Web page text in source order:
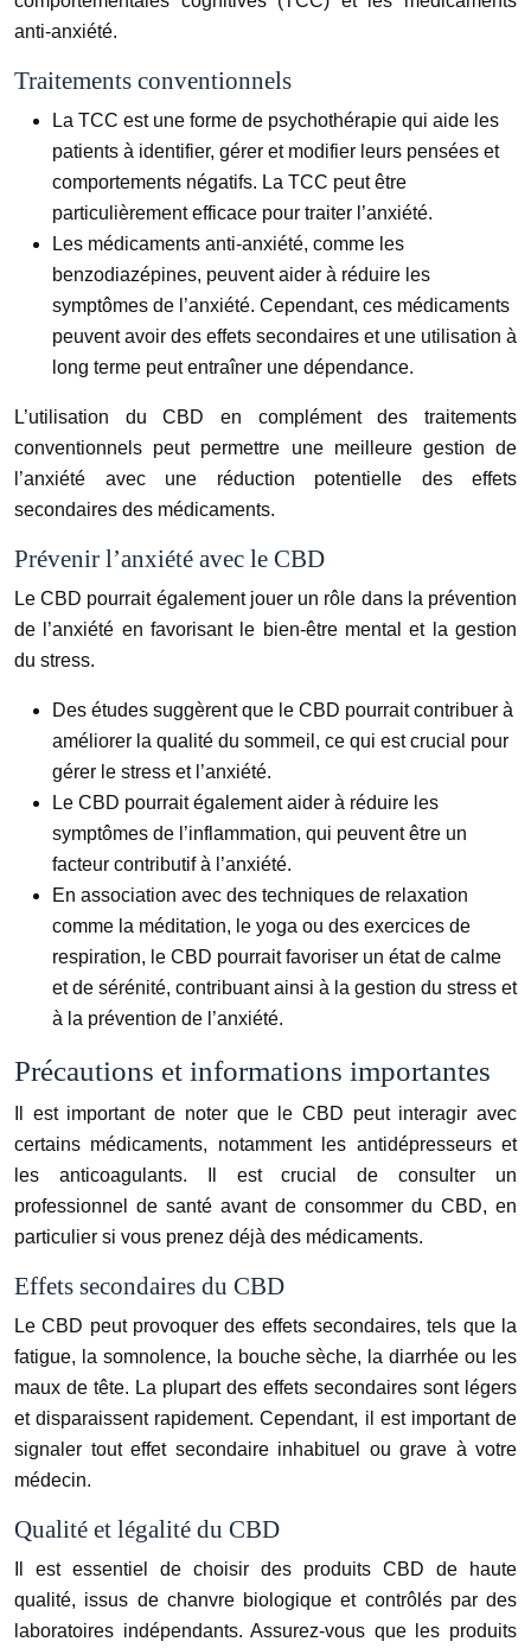
anti-anxiété.
Traitements conventionnels
La TCC est une forme de psychothérapie qui aide les
patients à identifier, gérer et modifier leurs pensées et
comportements négatifs. La TCC peut être
particulièrement efficace pour traiter l’anxiété.
Les médicaments anti-anxiété, comme les
benzodiazépines, peuvent aider à réduire les
symptômes de l’anxiété. Cependant, ces médicaments
peuvent avoir des effets secondaires et une utilisation à
long terme peut entraîner une dépendance.
L’utilisation du CBD en complément des traitements
conventionnels peut permettre une meilleure gestion de
l’anxiété avec une réduction potentielle des effets
secondaires des médicaments.
Prévenir l’anxiété avec le CBD
Le CBD pourrait également jouer un rôle dans la prévention
de l’anxiété en favorisant le bien-être mental et la gestion
du stress.
Des études suggèrent que le CBD pourrait contribuer à
améliorer la qualité du sommeil, ce qui est crucial pour
gérer le stress et l’anxiété.
Le CBD pourrait également aider à réduire les
symptômes de l’inflammation, qui peuvent être un
facteur contributif à l’anxiété.
En association avec des techniques de relaxation
comme la méditation, le yoga ou des exercices de
respiration, le CBD pourrait favoriser un état de calme
et de sérénité, contribuant ainsi à la gestion du stress et
à la prévention de l’anxiété.
Précautions et informations importantes
Il est important de noter que le CBD peut interagir avec
certains médicaments, notamment les antidépresseurs et
les anticoagulants. Il est crucial de consulter un
professionnel de santé avant de consommer du CBD, en
particulier si vous prenez déjà des médicaments.
Effets secondaires du CBD
Le CBD peut provoquer des effets secondaires, tels que la
fatigue, la somnolence, la bouche sèche, la diarrhée ou les
maux de tête. La plupart des effets secondaires sont légers
et disparaissent rapidement. Cependant, il est important de
signaler tout effet secondaire inhabituel ou grave à votre
médecin.
Qualité et légalité du CBD
Il est essentiel de choisir des produits CBD de haute
qualité, issus de chanvre biologique et contrôlés par des
laboratoires indépendants. Assurez-vous que les produits